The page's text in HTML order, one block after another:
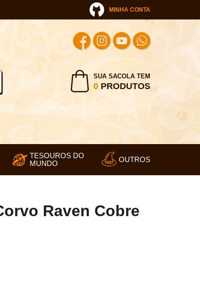
MINHA CONTA
SUA SACOLA TEM
0PRODUTOS
TESOUROS DO
MUNDO
OUTROS
Raven Cobre